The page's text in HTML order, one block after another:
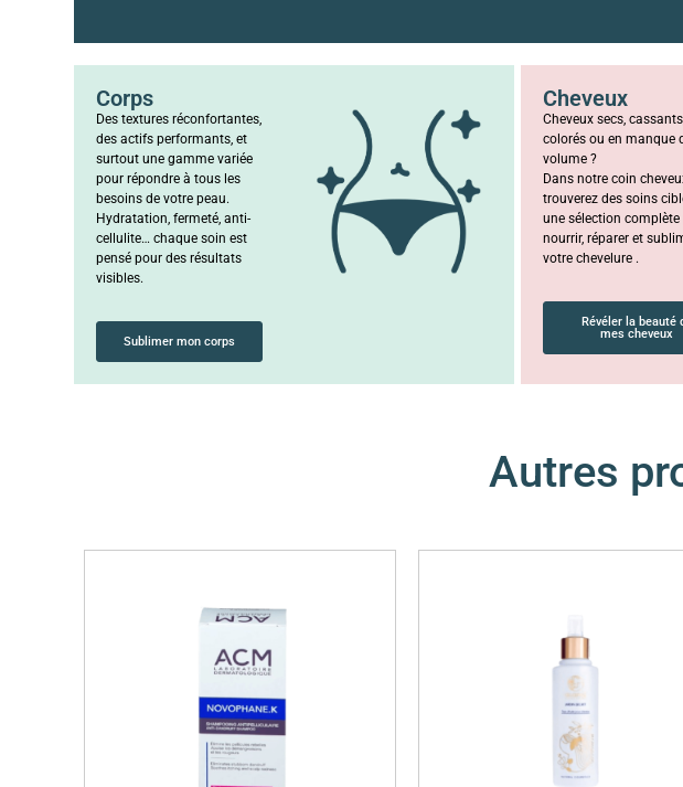
Corps
Des textures réconfortantes,
des actifs performants, et
surtout une gamme variée
pour répondre à tous les
besoins de votre peau.
Hydratation, fermeté, anti-
cellulite… chaque soin est
pensé pour des résultats
visibles.
Sublimer mon corps
Cheveux
Cheveux secs, cassants,
colorés ou en manque
volume ?
Dans notre coin
trouverez des soins
une sélection complète
nourrir, réparer et
votre chevelure .
Révéler la beauté
mes cheveux
Autres